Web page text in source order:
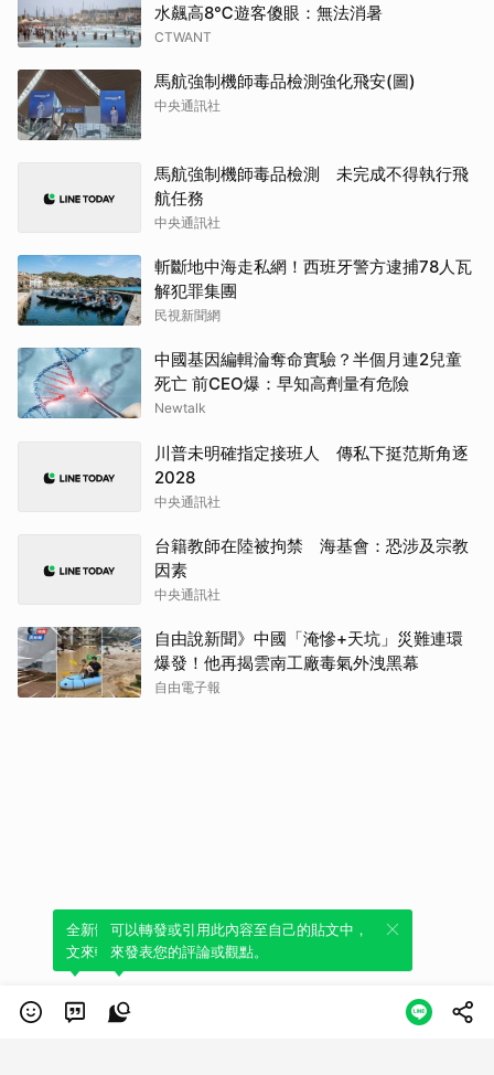
水飆高8℃遊客傻眼：無法消暑
CTWANT
馬航強制機師毒品檢測強化飛安(圖)
中央通訊社
馬航強制機師毒品檢測 未完成不得執行飛
航任務
中央通訊社
斬斷地中海走私網！西班牙警方逮捕78人瓦
解犯罪集團
民視新聞網
中國基因編輯淪奪命實驗？半個月連2兒童
死亡 前CEO爆：早知高劑量有危險
Newtalk
川普未明確指定接班人 傳私下挺范斯角逐
2028
中央通訊社
台籍教師在陸被拘禁 海基會：恐涉及宗教
因素
中央通訊社
自由說新聞》中國「淹慘+天坑」災難連環
爆發！他再揭雲南工廠毒氣外洩黑幕
自由電子報
全新體驗！一鍵引用此內容，透過發布貼
文來輕鬆表達個人立場。
可以轉發或引用此內容至自己的貼文中，
來發表您的評論或觀點。